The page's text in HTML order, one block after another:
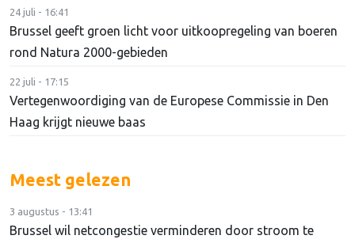
24 juli - 16:41
Brussel geeft groen licht voor uitkoopregeling van boeren
rond Natura 2000-gebieden
22 juli - 17:15
Vertegenwoordiging van de Europese Commissie in Den
Haag krijgt nieuwe baas
Meest gelezen
3 augustus - 13:41
Brussel wil netcongestie verminderen door stroom te